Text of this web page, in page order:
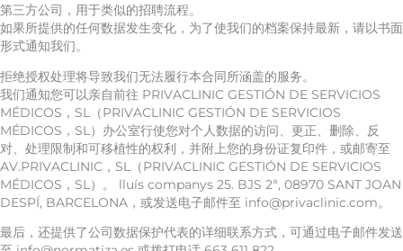
第三方公司，用于类似的招聘流程。
如果所提供的任何数据发生变化，为了使我们的档案保持最新，请以书面
形式通知我们。
拒绝授权处理将导致我们无法履行本合同所涵盖的服务。
我们通知您可以亲自前往 PRIVACLINIC GESTIÓN DE SERVICIOS
MÉDICOS，SL（PRIVACLINIC GESTIÓN DE SERVICIOS
MÉDICOS，SL）办公室行使您对个人数据的访问、更正、删除、反
对、处理限制和可移植性的权利，并附上您的身份证复印件，或邮寄至
AV.PRIVACLINIC，SL（PRIVACLINIC GESTIÓN DE SERVICIOS
MÉDICOS，SL）。 lluís companys 25. BJS 2ª, 08970 SANT JOAN
DESPÍ, BARCELONA，或发送电子邮件至 info@privaclinic.com。
最后，还提供了公司数据保护代表的详细联系方式，可通过电子邮件发送